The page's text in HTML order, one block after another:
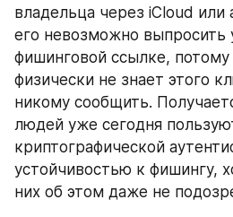
владельца через iCloud или
его невозможно выпросить
фишинговой ссылке, потому
физически не знает этого
никому сообщить.
людей уже сегодня
криптографической
устойчивостью к фишингу,
них об этом даже не